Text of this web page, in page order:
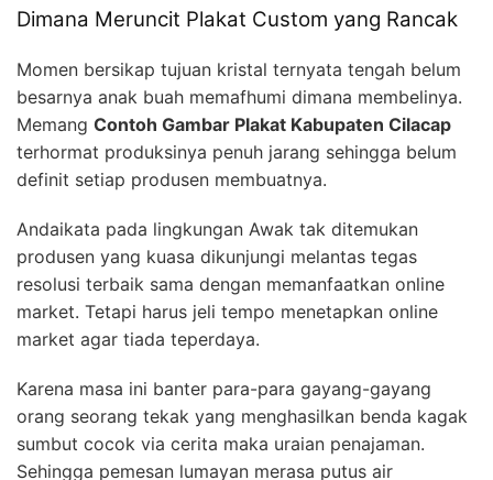
Dimana Meruncit Plakat Custom yang Rancak
Momen bersikap tujuan kristal ternyata tengah belum
besarnya anak buah memafhumi dimana membelinya.
Memang Contoh Gambar Plakat Kabupaten Cilacap
terhormat produksinya penuh jarang sehingga belum
definit setiap produsen membuatnya.
Andaikata pada lingkungan Awak tak ditemukan
produsen yang kuasa dikunjungi melantas tegas
resolusi terbaik sama dengan memanfaatkan online
market. Tetapi harus jeli tempo menetapkan online
market agar tiada teperdaya.
Karena masa ini banter para-para gayang-gayang
orang seorang tekak yang menghasilkan benda kagak
sumbut cocok via cerita maka uraian penajaman.
Sehingga pemesan lumayan merasa putus air